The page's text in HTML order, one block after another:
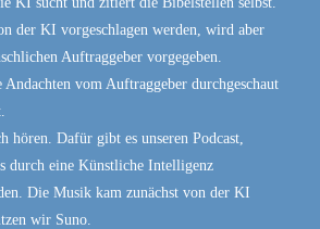
der KI vorgeschlagen werden, wird aber
Auftraggeber vorgegeben.
vom Auftraggeber durchgeschaut
hören. Dafür gibt es unseren Podcast,
durch eine Künstliche Intelligenz
Die Musik kam zunächst von der KI
wir Suno.